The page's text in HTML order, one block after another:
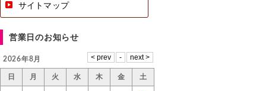
サイトマップ
営業日のお知らせ
2026年8月
日 月 火 水 木 金 土